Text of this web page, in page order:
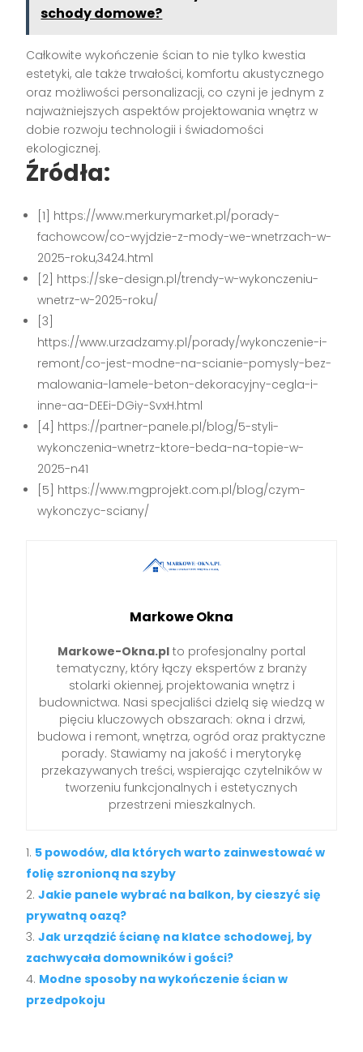
schody domowe?
Całkowite wykończenie ścian to nie tylko kwestia
estetyki, ale także trwałości, komfortu akustycznego
oraz możliwości personalizacji, co czyni je jednym z
najważniejszych aspektów projektowania wnętrz w
dobie rozwoju technologii i świadomości
ekologicznej.
Źródła:
[1] https://www.merkurymarket.pl/porady-
fachowcow/co-wyjdzie-z-mody-we-wnetrzach-w-
2025-roku,3424.html
[2] https://ske-design.pl/trendy-w-wykonczeniu-
wnetrz-w-2025-roku/
[3]
https://www.urzadzamy.pl/porady/wykonczenie-i-
remont/co-jest-modne-na-scianie-pomysly-bez-
malowania-lamele-beton-dekoracyjny-cegla-i-
inne-aa-DEEi-DGiy-SvxH.html
[4] https://partner-panele.pl/blog/5-styli-
wykonczenia-wnetrz-ktore-beda-na-topie-w-
2025-n41
[5] https://www.mgprojekt.com.pl/blog/czym-
wykonczyc-sciany/
Markowe Okna
Markowe-Okna.pl to profesjonalny portal
tematyczny, który łączy ekspertów z branży
stolarki okiennej, projektowania wnętrz i
budownictwa. Nasi specjaliści dzielą się wiedzą w
pięciu kluczowych obszarach: okna i drzwi,
budowa i remont, wnętrza, ogród oraz praktyczne
porady. Stawiamy na jakość i merytorykę
przekazywanych treści, wspierając czytelników w
tworzeniu funkcjonalnych i estetycznych
przestrzeni mieszkalnych.
5 powodów, dla których warto zainwestować w
folię szronioną na szyby
Jakie panele wybrać na balkon, by cieszyć się
prywatną oazą?
Jak urządzić ścianę na klatce schodowej, by
zachwycała domowników i gości?
Modne sposoby na wykończenie ścian w
przedpokoju